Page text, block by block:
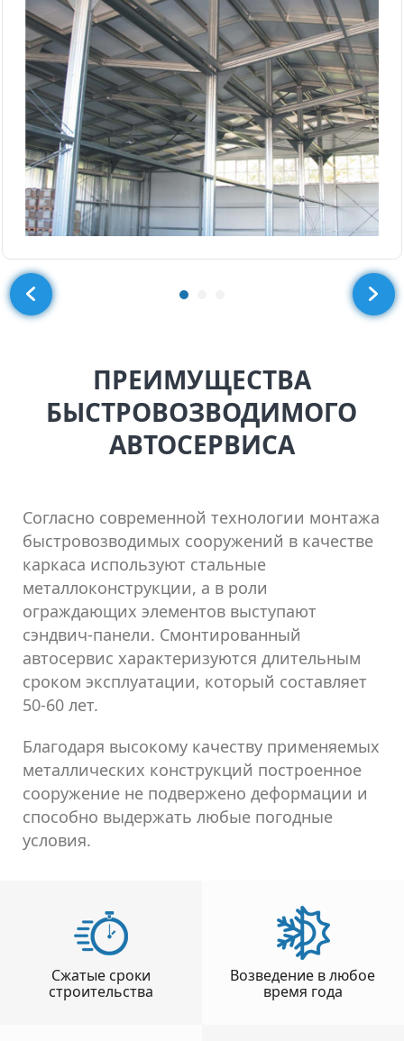
ПРЕИМУЩЕСТВА
БЫСТРОВОЗВОДИМОГО
АВТОСЕРВИСА
Согласно современной технологии монтажа
быстровозводимых сооружений в качестве
каркаса используют стальные
металлоконструкции, а в роли
ограждающих элементов выступают
сэндвич-панели. Смонтированный
автосервис характеризуются длительным
сроком эксплуатации, который составляет
50-60 лет.
Благодаря высокому качеству применяемых
металлических конструкций построенное
сооружение не подвержено деформации и
способно выдержать любые погодные
условия.
Сжатые сроки
строительства
Возведение в любое
время года